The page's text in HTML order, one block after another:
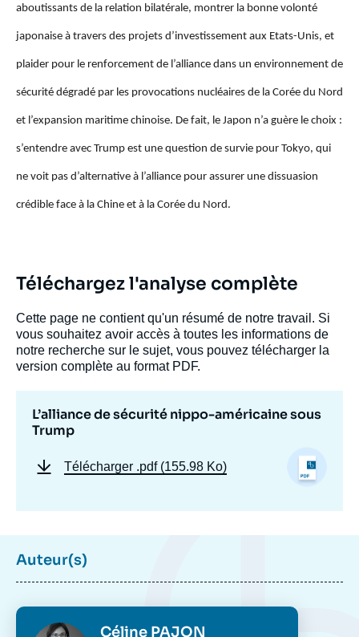
aboutissants de la relation bilatérale, montrer la bonne volonté
japonaise à travers des projets d’investissement aux Etats-Unis, et
plaider pour le renforcement de l’alliance dans un environnement de
sécurité dégradé par les provocations nucléaires de la Corée du Nord
et l’expansion maritime chinoise. De fait, le Japon n’a guère le choix :
s’entendre avec Trump est une question de survie pour Tokyo, qui
ne voit pas d’alternative à l’alliance pour assurer une dissuasion
crédible face à la Chine et à la Corée du Nord.
Téléchargez l'analyse complète
Cette page ne contient qu'un résumé de notre travail. Si
vous souhaitez avoir accès à toutes les informations de
notre recherche sur le sujet, vous pouvez télécharger la
version complète au format PDF.
L’alliance de sécurité nippo-américaine sous
Trump
Télécharger .pdf (155.98 Ko)
Auteur(s)
Photo Céline PAJON